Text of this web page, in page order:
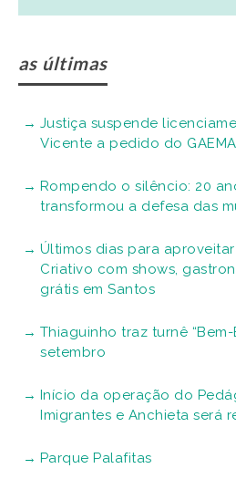
as últimas
Justiça suspende
Vicente a pedido do GAEMA
Rompendo o silêncio: 20
transformou a defesa das
Últimos dias para
Criativo com shows,
grátis em Santos
Thiaguinho traz turnê
setembro
Início da operação do
Imigrantes e Anchieta será
Parque Palafitas